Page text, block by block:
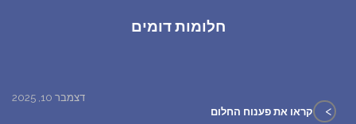
חלומות דומים
דצמבר 10, 2025
> קראו את פענוח החלום